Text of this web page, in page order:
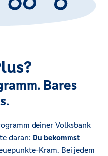
Bares
deiner Volksbank
daran: Du bekommst
Kram. Bei jedem